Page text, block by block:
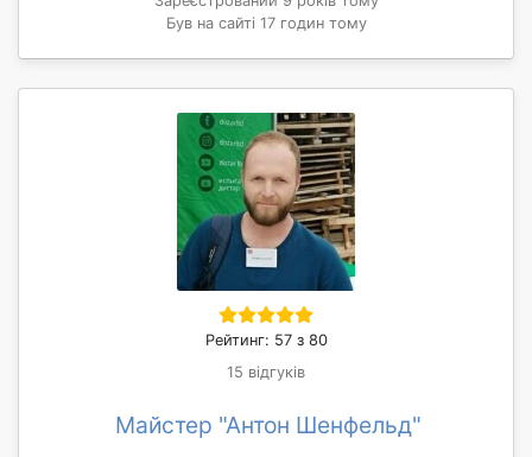
Був на сайті 17 годин тому
Рейтинг: 57 з 80
15 відгуків
Майстер "Антон Шенфельд"